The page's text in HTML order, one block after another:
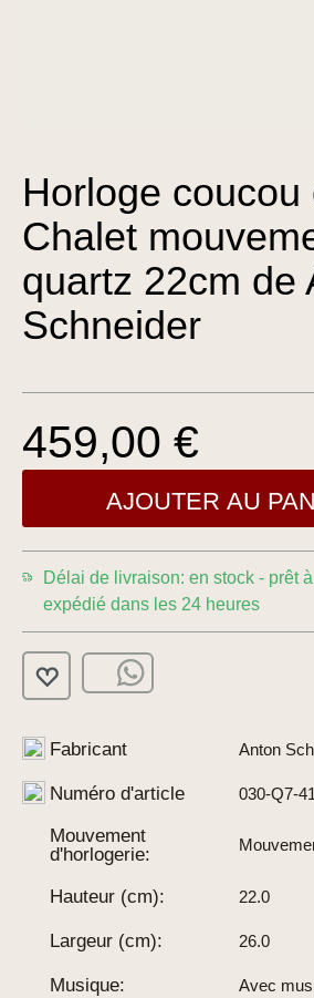
Horloge coucou
Chalet
quartz 22cm de
Schneider
459,00 €
AJOUTER AU
Délai de livraison: en stock - prêt
expédié dans les 24 heures
Fabricant Anton
Numéro d'article 030-Q7-
Mouvement
d'horlogerie:
Hauteur (cm): 22.0
Largeur (cm): 26.0
Musique: Avec